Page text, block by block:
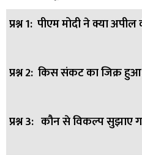
प्रश्न 1: पीएम मोदी ने क्या अपील
उत्तर: ईंधन संयम से उपयोग की
प्रश्न 2: किस संकट का जिक्र
उत्तर: पश्चिम एशिया तेल संकट
प्रश्न 3: कौन से विकल्प सुझाए